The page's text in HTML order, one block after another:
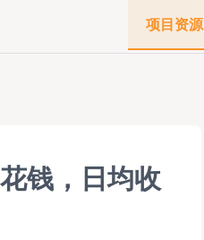
项目资源
钱，日均收